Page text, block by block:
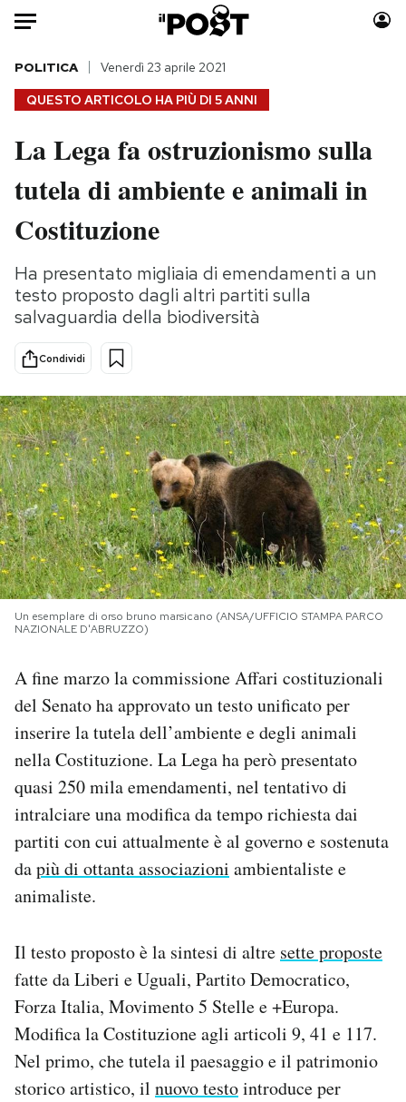
Auto
HOME
Italia
Politica
Tecnologia
Scienza
Cultura
Sport
Moda
Consumismi
Media
Europa
PODCAST
NEWSLETTER
I MIEI PREFERITI
SHOP
CALENDARIO
AREA PERSONALE
Area Personale
Regala il Post
Hai bisogno di aiuto?
Esci
QUESTO ARTICOLO HA PIÙ DI 5 ANNI
POLITICA Venerdì 23 aprile 2021
La Lega fa ostruzionismo sulla
tutela di ambiente e animali in
Costituzione
Ha presentato migliaia di emendamenti a un
testo proposto dagli altri partiti sulla
salvaguardia della biodiversità
Condividi
Un esemplare di orso bruno marsicano (ANSA/UFFICIO STAMPA PARCO
NAZIONALE D'ABRUZZO)
A fine marzo la commissione Affari costituzionali
del Senato ha approvato un testo unificato per
inserire la tutela dell’ambiente e degli animali
nella Costituzione. La Lega ha però presentato
quasi 250 mila emendamenti, nel tentativo di
intralciare una modifica da tempo richiesta dai
partiti con cui attualmente è al governo e sostenuta
dapiù di ottanta associazioni ambientaliste e
animaliste.
Il testo proposto è la sintesi di altre sette proposte
fatte da Liberi e Uguali, Partito Democratico,
Forza Italia, Movimento 5 Stelle e +Europa.
Modifica la Costituzione agli articoli 9, 41 e 117.
Nel primo, che tutela il paesaggio e il patrimonio
storico artistico, il nuovo testointroduce per